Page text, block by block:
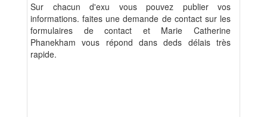
Sur chacun d'exu vous pouvez publier vos
informations. faites une demande de contact sur les
formulaires de contact et Marie Catherine
Phanekham vous répond dans deds délais très
rapide.